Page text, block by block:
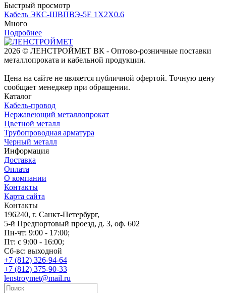
Быстрый просмотр
Кабель ЭКС-ШВПВЭ-5Е 1Х2Х0.6
Много
Подробнее
2026 © ЛЕНСТРОЙМЕТ ВК - Оптово-розничные поставки
металлопроката и кабельной продукции.
Цена на сайте не является публичной офертой. Точную цену
сообщает менеджер при обращении.
Каталог
Кабель-провод
Нержавеющий металлопрокат
Цветной металл
Трубопроводная арматура
Черный металл
Информация
Доставка
Оплата
О компании
Контакты
Карта сайта
Контакты
196240, г. Санкт-Петербург,
5-й Предпортовый проезд, д. 3, оф. 602
Пн-чт: 9:00 - 17:00;
Пт: с 9:00 - 16:00;
Сб-вс: выходной
+7 (812) 326-94-64
+7 (812) 375-90-33
lenstroymet@mail.ru